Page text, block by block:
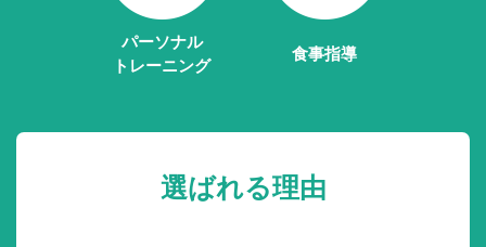
パーソナル
トレーニング
食事指導
選ばれる理由